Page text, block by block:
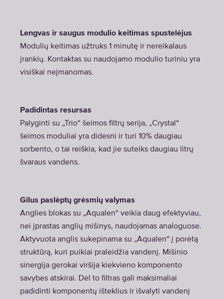
Lengvas ir saugus modulio keitimas spustelėjus
Modulių keitimas užtruks 1 minutę ir nereikalaus
įrankių. Kontaktas su naudojamo modulio turiniu yra
visiškai neįmanomas.
Padidintas resursas
Palyginti su „Trio“ šeimos filtrų serija, „Crystal“
šeimos moduliai yra didesni ir turi 10% daugiau
sorbento, o tai reiškia, kad jie suteiks daugiau litrų
švaraus vandens.
Gilus paslėptų grėsmių valymas
Anglies blokas su „Aqualen“ veikia daug efektyviau,
nei įprastas anglių mišinys, naudojamas analoguose.
Aktyvuota anglis sukepinama su „Aqualen“ į porėtą
struktūrą, kuri puikiai praleidžia vandenį. Mišinio
sinergija gerokai viršija kiekvieno komponento
savybes atskirai. Dėl to filtras gali maksimaliai
padidinti komponentų išteklius ir išvalyti vandenį